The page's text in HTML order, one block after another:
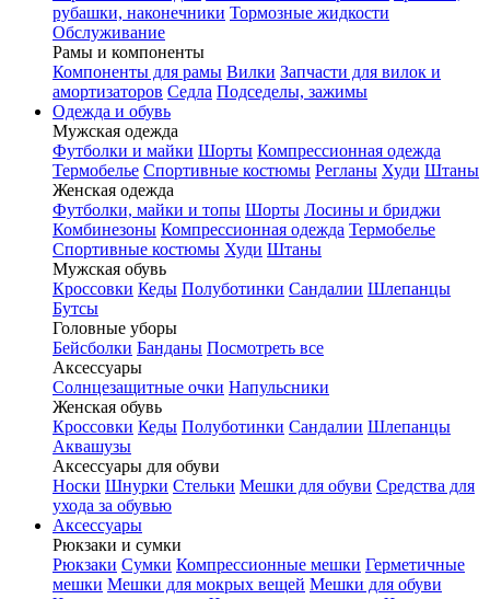
рубашки, наконечники Тормозные жидкости
Обслуживание
Рамы и компоненты
Компоненты для рамы Вилки Запчасти для вилок и
амортизаторов Седла Подседелы, зажимы
Одежда и обувь
Мужская одежда
Футболки и майки Шорты Компрессионная одежда
Термобелье Спортивные костюмы Регланы Худи Штаны
Женская одежда
Футболки, майки и топы Шорты Лосины и бриджи
Комбинезоны Компрессионная одежда Термобелье
Спортивные костюмы Худи Штаны
Мужская обувь
Кроссовки Кеды Полуботинки Сандалии Шлепанцы
Бутсы
Головные уборы
Бейсболки Банданы Посмотреть все
Аксессуары
Солнцезащитные очки Напульсники
Женская обувь
Кроссовки Кеды Полуботинки Сандалии Шлепанцы
Аквашузы
Аксессуары для обуви
Носки Шнурки Стельки Мешки для обуви Средства для
ухода за обувью
Аксессуары
Рюкзаки и сумки
Рюкзаки Сумки Компрессионные мешки Герметичные
мешки Мешки для мокрых вещей Мешки для обуви